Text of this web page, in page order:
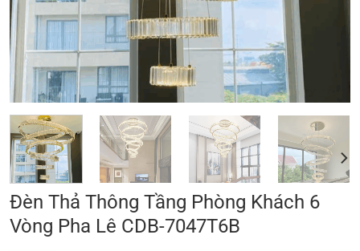
Đèn Thả Thông Tầng Phòng Khách 6
Vòng Pha Lê CDB-7047T6B